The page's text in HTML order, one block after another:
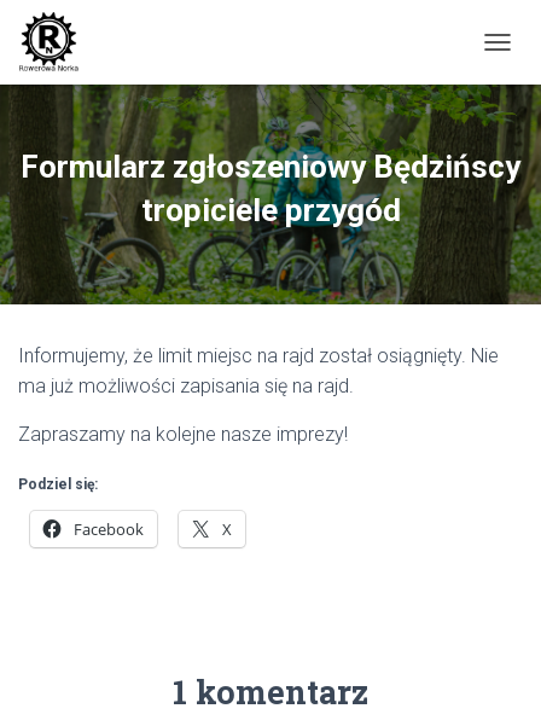
R
Z
E
Ą
C
W
A
Formularz zgłoszeniowy Będzińscy
tropiciele przygód
Informujemy, że limit miejsc na rajd został osiągnięty. Nie
ma już możliwości zapisania się na rajd.
Zapraszamy na kolejne nasze imprezy!
Podziel się:
Facebook X
1 komentarz